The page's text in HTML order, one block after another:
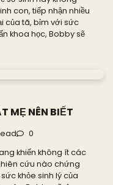
con, tiếp nhận nhiều
của tã, bỉm với sức
khoa học, Bobby sẽ
MẸ NÊN BIẾT
0
khiến không ít các
cứu nào chứng
khỏe sinh lý của